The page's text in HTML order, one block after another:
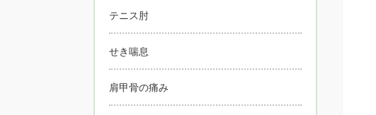
テニス肘
せき喘息
肩甲骨の痛み